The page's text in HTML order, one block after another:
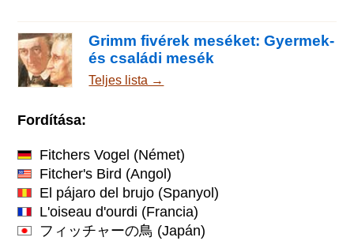
Grimm fivérek meséket: Gyermek-
és családi mesék
Teljes lista →
Fordítása:
Fitchers Vogel (Német)
Fitcher's Bird (Angol)
El pájaro del brujo (Spanyol)
L'oiseau d'ourdi (Francia)
フィッチャーの鳥 (Japán)